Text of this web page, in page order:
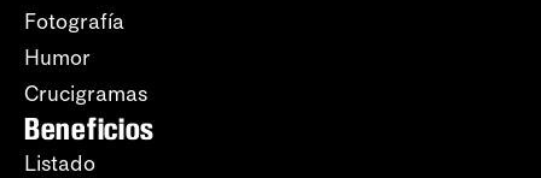
Fotografía
Humor
Crucigramas
Beneficios
Listado